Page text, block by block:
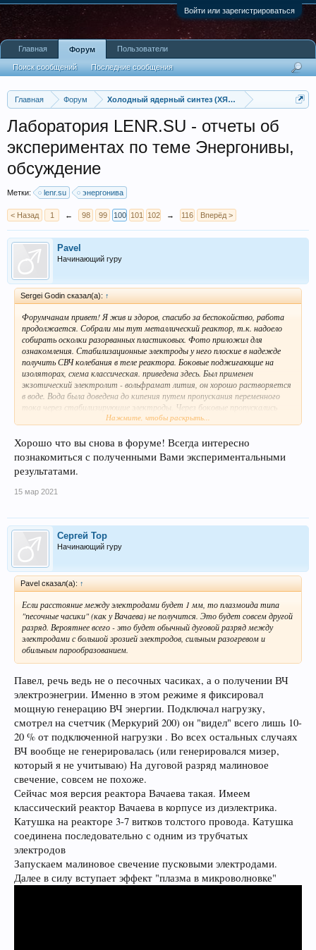
Войти или зарегистрироваться
Главная Форум Холодный ядерный синтез (ХЯС), LENR - low energy
Лаборатория LENR.SU - отчеты об
экспериментах по теме Энергонивы,
обсуждение
Метки: lenr.su энергонива
< Назад 1 ← 98 99 100 101 102 → 116 Вперёд >
Pavel
Начинающий гуру
Sergei Godin сказал(а): ↑
Форумчанам привет! Я жив и здоров, спасибо за беспокойство, работа
продолжается. Собрали мы тут металлический реактор, т.к. надоело
собирать осколки разорванных пластиковых. Фото приложил для
ознакомления. Стабилизационные электроды у него плоские в надежде
получить СВЧ колебания в теле реактора. Боковые поджигающие на
изоляторах, схема классическая. приведена здесь. Был применен
экзотический электролит - вольфрамат лития, он хорошо растворяется
в воде. Вода была доведена до кипения путем пропускания переменного
тока через стабилизирующие электроды. Через боковые пропускались
импульсы тока с напряжением 100-750В для запуска. На пару горел
350В 50Гц. Удивительное то что при EDS анализе получился неон!
Спектр приложил здесь. Инертный благородный газ был обнаружен в
сухом остатке. Наличие ВЧ колебаний на стабилизирующих обязательно.
Нажмите, чтобы раскрыть...
Хорошо что вы снова в форуме! Всегда интересно
познакомиться с полученными Вами экспериментальными
результатами.
15 мар 2021
Сергей Тор
Начинающий гуру
Pavel сказал(а): ↑
Если расстояние между электродами будет 1 мм, то плазмоида типа
"песочные часики" (как у Вачаева) не получится. Это будет совсем другой
разряд. Вероятнее всего - это будет обычный дуговой разряд между
электродами с большой эрозией электродов, сильным разогревом и
обильным парообразованием.
Павел, речь ведь не о песочных часиках, а о получении ВЧ
электроэнегрии. Именно в этом режиме я фиксировал
мощную генерацию ВЧ энергии. Подключал нагрузку,
смотрел на счетчик (Меркурий 200) он "видел" всего лишь 10-
20 % от подключенной нагрузки . Во всех остальных случаях
ВЧ вообще не генерировалась (или генерировался мизер,
который я не учитываю) На дуговой разряд малиновое
свечение, совсем не похоже.
Сейчас моя версия реактора Вачаева такая. Имеем
классический реактор Вачаева в корпусе из диэлектрика.
Катушка на реакторе 3-7 витков толстого провода. Катушка
соединена последовательно с одним из трубчатых
электродов
Запускаем малиновое свечение пусковыми электродами.
Далее в силу вступает эффект "плазма в микроволновке"
Главная Форум
Поиск сообщений Последние сообщения
Пользователи